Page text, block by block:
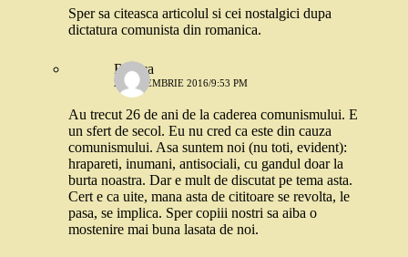
Sper sa citeasca articolul si cei nostalgici dupa
dictatura comunista din romanica.
Raluca
2 SEPTEMBRIE 2016/9:53 PM
Au trecut 26 de ani de la caderea comunismului. E
un sfert de secol. Eu nu cred ca este din cauza
comunismului. Asa suntem noi (nu toti, evident):
hrapareti, inumani, antisociali, cu gandul doar la
burta noastra. Dar e mult de discutat pe tema asta.
Cert e ca uite, mana asta de cititoare se revolta, le
pasa, se implica. Sper copiii nostri sa aiba o
mostenire mai buna lasata de noi.